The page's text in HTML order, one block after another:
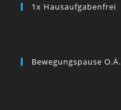
1x Hausaufgabenfrei
Bewegungspause O.ä.